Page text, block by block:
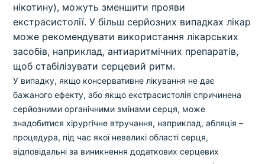
нікотину), можуть зменшити прояви
екстрасистолії. У більш серйозних випадках лікар
може рекомендувати використання лікарських
засобів, наприклад, антиаритмічних препаратів,
щоб стабілізувати серцевий ритм.
У випадку, якщо консервативне лікування не дає
бажаного ефекту, або якщо екстрасистолія спричинена
серйозними органічними змінами серця, може
знадобитися хірургічне втручання, наприклад, абляція –
процедура, під час якої невеликі області серця,
відповідальні за виникнення додаткових серцевих